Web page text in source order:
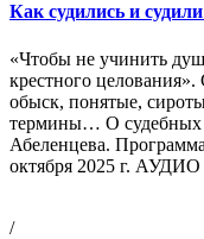
Как судились и
«Чтобы не учинить
крестного
обыск, понятые,
термины… О судебных
Абеленцева.
октября 2025 г. АУДИО
/